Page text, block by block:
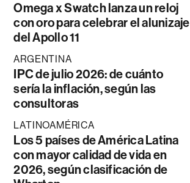
Omega x Swatch lanza un reloj
con oro para celebrar el alunizaje
del Apollo 11
ARGENTINA
IPC de julio 2026: de cuánto
sería la inflación, según las
consultoras
LATINOAMÉRICA
Los 5 países de América Latina
con mayor calidad de vida en
2026, según clasificación de